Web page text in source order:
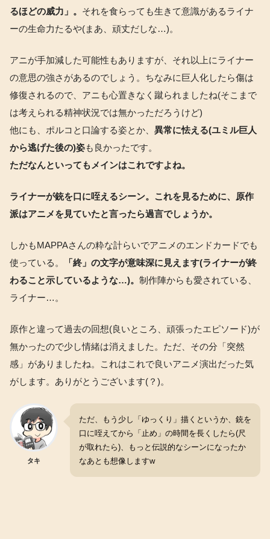
るほどの威力」。 それを食らっても生きて意識があるライナ
ーの生命力たるや(まあ、頑丈だしな…)。
アニが手加減した可能性もありますが、それ以上にライナー
の意思の強さがあるのでしょう。ちなみに巨人化したら傷は
修復されるので、アニも心置きなく蹴られましたね(そこまで
は考えられる精神状況では無かっただろうけど)
他にも、ポルコと口論する姿とか、 異常に怯える(ユミル巨人
から逃げた後の)姿も良かったです。
ただなんといってもメインはこれですよね。
ライナーが銃を口に咥えるシーン。これを見るために、原作
派はアニメを見ていたと言ったら過言でしょうか。
しかもMAPPAさんの粋な計らいでアニメのエンドカードでも
使っている。
「終」の文字が意味深に見えます(ライナーが終
わること示しているような…)。 制作陣からも愛されている、
ライナー…。
原作と違って過去の回想(良いところ、頑張ったエピソード)が
無かったので少し情緒は消えました。ただ、その分「突然
感」がありましたね。これはこれで良いアニメ演出だった気
がします。ありがとうございます(？)。
タキ
ただ、もう少し「ゆっくり」描くというか、銃を
口に咥えてから「止め」の時間を長くしたら(尺
が取れたら)、もっと伝説的なシーンになったか
なあとも想像しますw